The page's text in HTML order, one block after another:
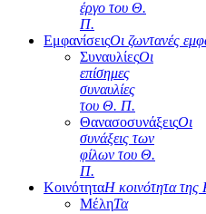
έργο του Θ.
Π.
ΕμφανίσειςΟι ζωντανές
ΣυναυλίεςΟι
επίσημες
συναυλίες
του Θ. Π.
ΘανασοσυνάξειςΟι
συνάξεις των
φίλων του Θ.
Π.
ΚοινότηταΗ κοινότητα της
ΜέληΤα